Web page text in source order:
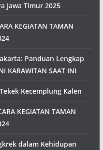
Jawa Timur 2025
KEGIATAN TAMAN
Panduan Lengkap
KARAWITAN SAAT INI
Tekek Kecemplung Kalen
KEGIATAN TAMAN
dalam Kehidupan